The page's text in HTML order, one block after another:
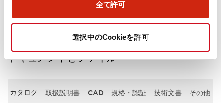
全て許可
選択中のCookieを許可
ドキュメントとファイル
カタログ 取扱説明書 CAD 規格・認証 技術文書 その他